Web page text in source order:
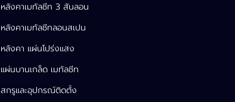
หลังคาเมทัลชีท 3 สันลอน
หลังคาเมทัลชีทลอนสเปน
หลังคา แผ่นโปร่งแสง
แผ่นบานเกล็ด เมทัลชีท
สกรูและอุปกรณ์ติดตั้ง